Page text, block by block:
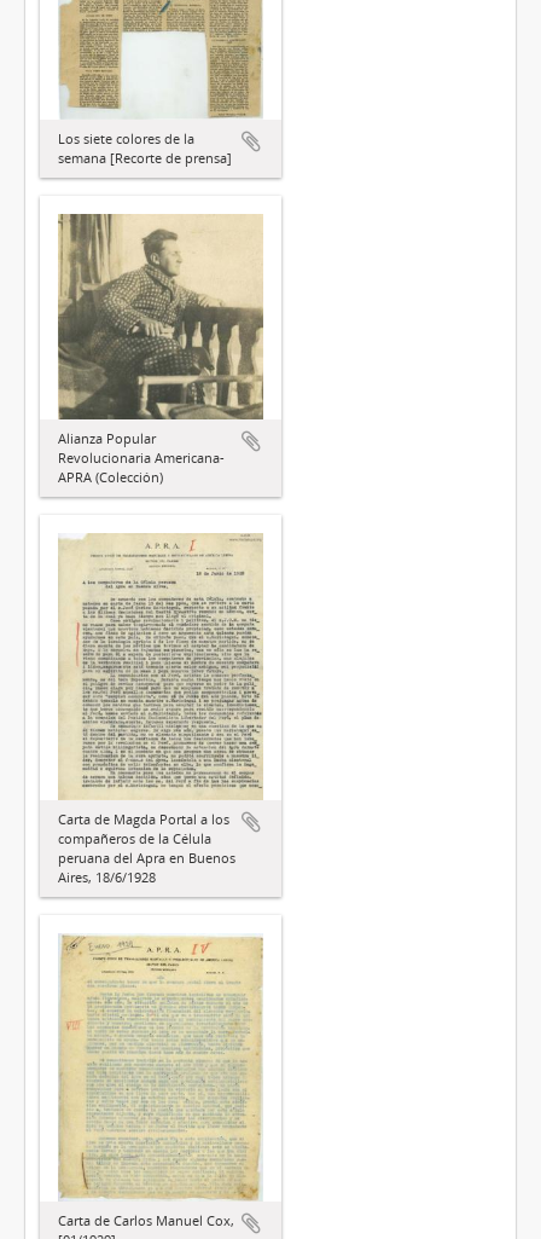
Los siete colores de la
semana [Recorte de prensa]
Alianza Popular
Revolucionaria Americana-
APRA (Colección)
Carta de Magda Portal a los
compañeros de la Célula
peruana del Apra en Buenos
Aires, 18/6/1928
Carta de Carlos Manuel Cox,